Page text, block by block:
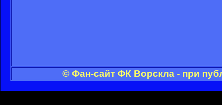
© Фан-сайт ФК Ворскла - при